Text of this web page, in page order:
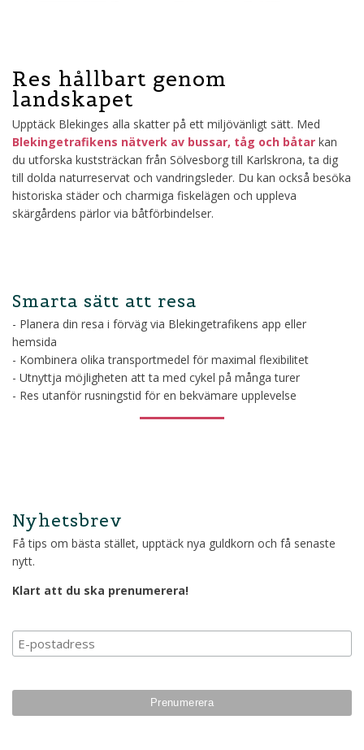
Res hållbart genom
landskapet
Upptäck Blekinges alla skatter på ett miljövänligt sätt. Med
Blekingetrafikens nätverk av bussar, tåg och båtar kan
du utforska kuststräckan från Sölvesborg till Karlskrona, ta dig
till dolda naturreservat och vandringsleder. Du kan också besöka
historiska städer och charmiga fiskelägen och uppleva
skärgårdens pärlor via båtförbindelser.
Smarta sätt att resa
- Planera din resa i förväg via Blekingetrafikens app eller
hemsida
- Kombinera olika transportmedel för maximal flexibilitet
- Utnyttja möjligheten att ta med cykel på många turer
- Res utanför rusningstid för en bekvämare upplevelse
Nyhetsbrev
Få tips om bästa stället, upptäck nya guldkorn och få senaste
nytt.
Klart att du ska prenumerera!
Prenumerera på vårt n